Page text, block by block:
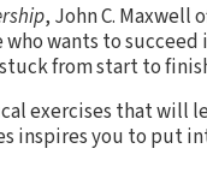
, John C. Maxwell
wants to
from start to
exercises that will
inspires you to put